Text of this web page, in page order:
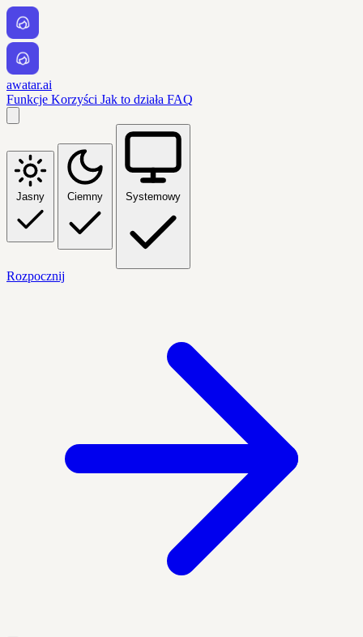
awatar.ai
Funkcje Korzyści Jak to działa FAQ
Jasny Ciemny Systemowy
Rozpocznij